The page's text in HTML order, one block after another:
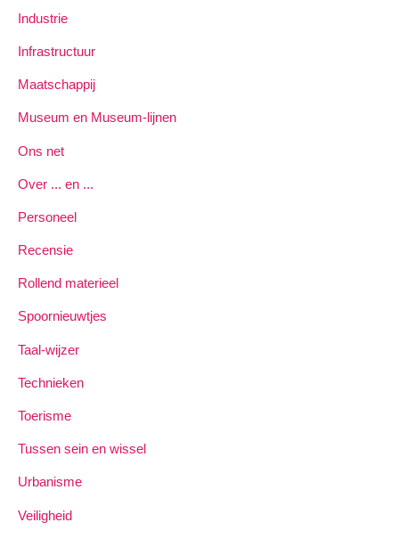
Industrie
Infrastructuur
Maatschappij
Museum en Museum-lijnen
Ons net
Over ... en ...
Personeel
Recensie
Rollend materieel
Spoornieuwtjes
Taal-wijzer
Technieken
Toerisme
Tussen sein en wissel
Urbanisme
Veiligheid